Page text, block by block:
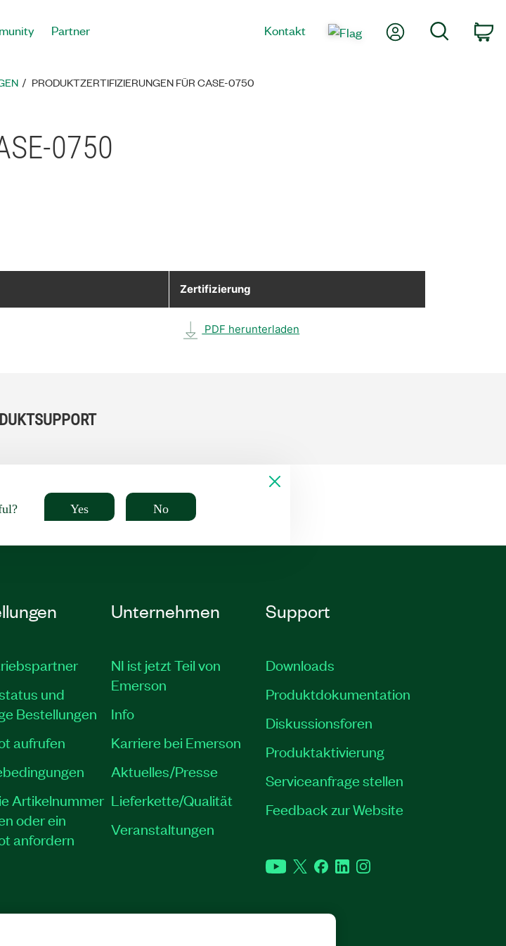
Partner Kontakt Mein KontoSuche
PRODUKTZERTIFIZIERUNGEN FÜR CASE-0750
0750
Zertifizierung
PDF herunterladen
Yes No
und
Bestellungen
aufrufen
Artikelnummer
oder ein
anfordern
Unternehmen
NI ist jetzt Teil von
Emerson
Info
Karriere bei Emerson
Aktuelles/Presse
Lieferkette/Qualität
Veranstaltungen
Support
Downloads
Produktdokumentation
Diskussionsforen
Produktaktivierung
Serviceanfrage stellen
Feedback zur Website
YouTubeTwitterFacebookLinkedInInstagram